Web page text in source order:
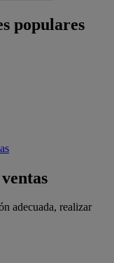
populares
adecuada, realizar